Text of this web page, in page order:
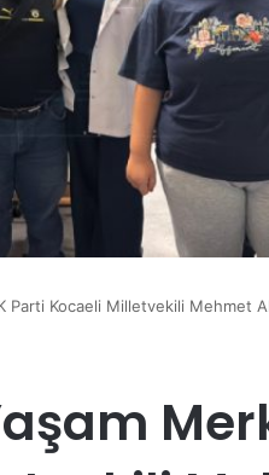
Kocaeli Milletvekili Mehmet Akif